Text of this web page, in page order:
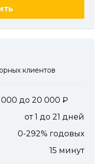
клиентов
000 до 20 000
от 1 до 21 дней
0-292% годовых
15 минут